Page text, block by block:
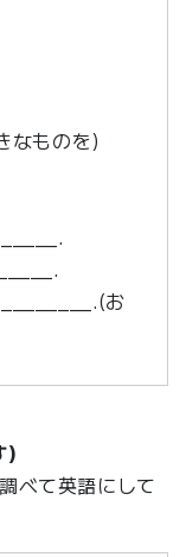
なものを)
お
)
べて英語にして